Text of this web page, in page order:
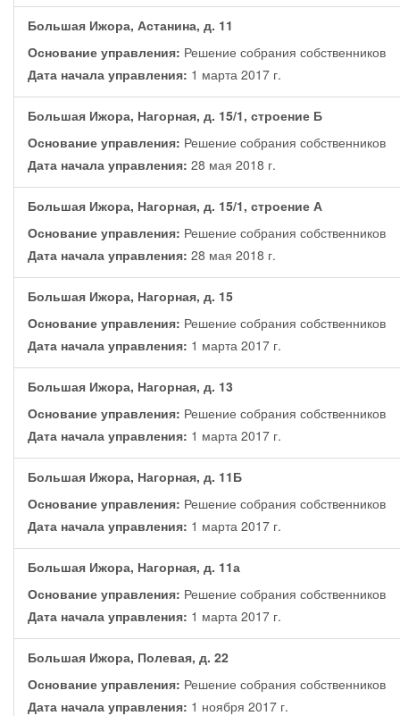
Большая Ижора, Астанина, д. 11
Основание управления: Решение собрания собственников
Дата начала управления: 1 марта 2017 г.
Большая Ижора, Нагорная, д. 15/1, строение Б
Основание управления: Решение собрания собственников
Дата начала управления: 28 мая 2018 г.
Большая Ижора, Нагорная, д. 15/1, строение А
Основание управления: Решение собрания собственников
Дата начала управления: 28 мая 2018 г.
Большая Ижора, Нагорная, д. 15
Основание управления: Решение собрания собственников
Дата начала управления: 1 марта 2017 г.
Большая Ижора, Нагорная, д. 13
Основание управления: Решение собрания собственников
Дата начала управления: 1 марта 2017 г.
Большая Ижора, Нагорная, д. 11Б
Основание управления: Решение собрания собственников
Дата начала управления: 1 марта 2017 г.
Большая Ижора, Нагорная, д. 11а
Основание управления: Решение собрания собственников
Дата начала управления: 1 марта 2017 г.
Большая Ижора, Полевая, д. 22
Основание управления: Решение собрания собственников
Дата начала управления: 1 ноября 2017 г.